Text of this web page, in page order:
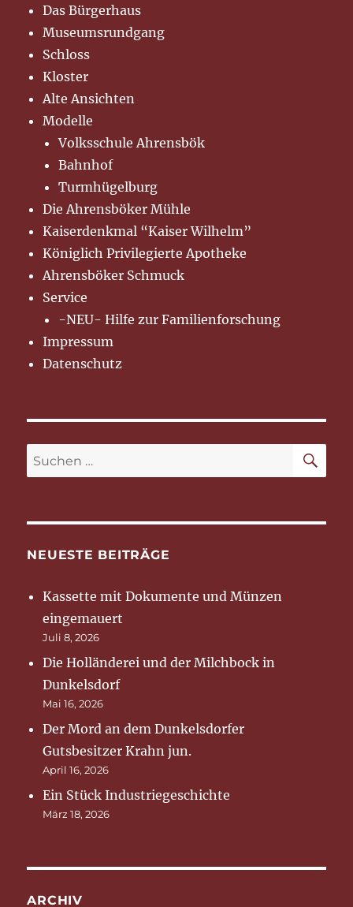
Das Bürgerhaus
Museumsrundgang
Schloss
Kloster
Alte Ansichten
Modelle
Volksschule Ahrensbök
Bahnhof
Turmhügelburg
Die Ahrensböker Mühle
Kaiserdenkmal “Kaiser Wilhelm”
Königlich Privilegierte Apotheke
Ahrensböker Schmuck
Service
-NEU- Hilfe zur Familienforschung
Impressum
Datenschutz
Suchen
nach:
NEUESTE BEITRÄGE
Kassette mit Dokumente und Münzen
eingemauert
Juli 8, 2026
Die Holländerei und der Milchbock in
Dunkelsdorf
Mai 16, 2026
Der Mord an dem Dunkelsdorfer
Gutsbesitzer Krahn jun.
April 16, 2026
Ein Stück Industriegeschichte
März 18, 2026
ARCHIV